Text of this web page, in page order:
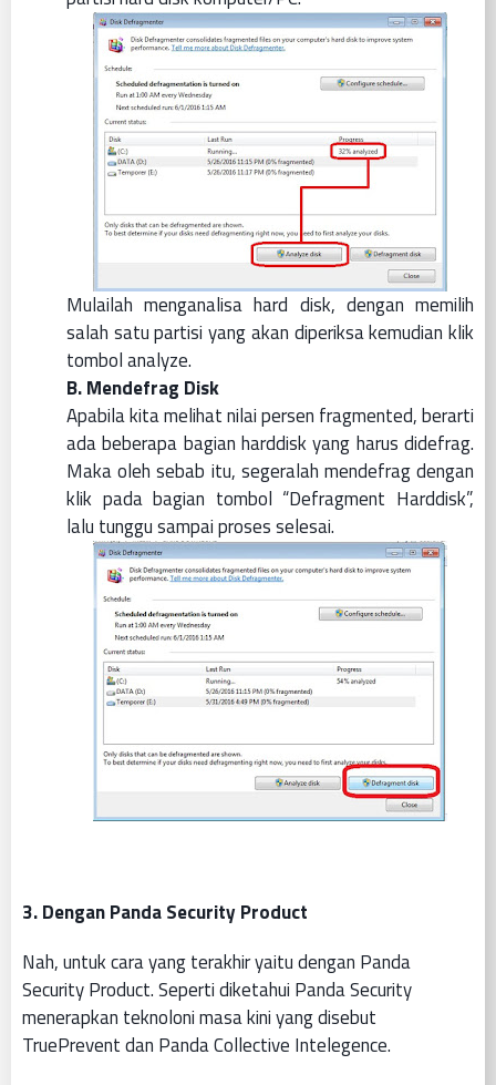
Mulailah menganalisa hard disk, dengan memilih
salah satu partisi yang akan diperiksa kemudian klik
tombol analyze.
B. Mendefrag Disk
Apabila kita melihat nilai persen fragmented, berarti
ada beberapa bagian harddisk yang harus didefrag.
Maka oleh sebab itu, segeralah mendefrag dengan
klik pada bagian tombol “Defragment Harddisk”,
lalu tunggu sampai proses selesai.
3. Dengan Panda Security Product
Nah, untuk cara yang terakhir yaitu dengan Panda
Security Product. Seperti diketahui Panda Security
menerapkan teknoloni masa kini yang disebut
TruePrevent dan Panda Collective Intelegence.